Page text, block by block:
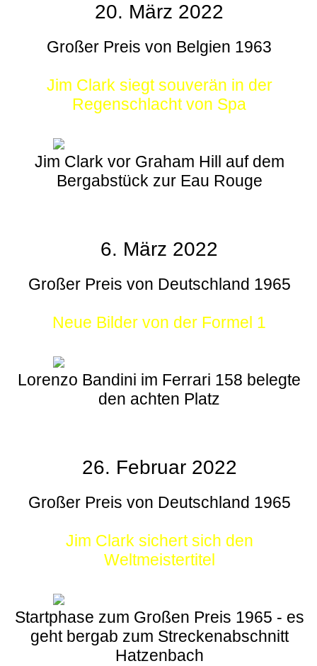
20. März 2022
Großer Preis von Belgien 1963
Jim Clark siegt souverän in der
Regenschlacht von Spa
Jim Clark vor Graham Hill auf dem
Bergabstück zur Eau Rouge
6. März 2022
Großer Preis von Deutschland 1965
Neue Bilder von der Formel 1
Lorenzo Bandini im Ferrari 158 belegte
den achten Platz
26. Februar 2022
Großer Preis von Deutschland 1965
Jim Clark sichert sich den
Weltmeistertitel
Startphase zum Großen Preis 1965 - es
geht bergab zum Streckenabschnitt
Hatzenbach